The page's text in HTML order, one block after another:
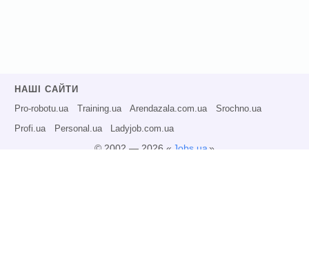
НАШІ САЙТИ
Pro-robotu.ua Training.ua Arendazala.com.ua Srochno.ua
Profi.ua Personal.ua Ladyjob.com.ua
© 2002 — 2026 « Jobs.ua»